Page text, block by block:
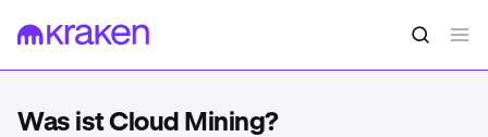
Was ist Cloud Mining?